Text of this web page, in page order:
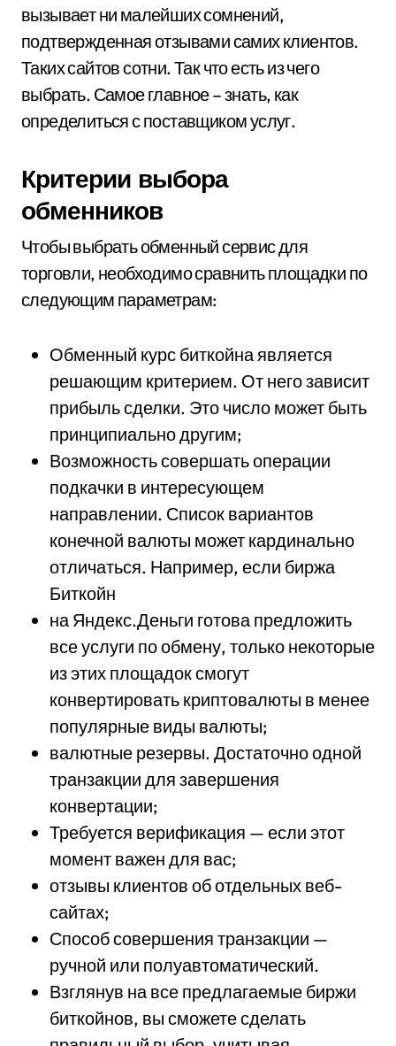
вызывает ни малейших сомнений,
подтвержденная отзывами самих клиентов.
Таких сайтов сотни. Так что есть из чего
выбрать. Самое главное – знать, как
определиться с поставщиком услуг.
Критерии выбора
обменников
Чтобы выбрать обменный сервис для
торговли, необходимо сравнить площадки по
следующим параметрам:
Обменный курс биткойна является
решающим критерием. От него зависит
прибыль сделки. Это число может быть
принципиально другим;
Возможность совершать операции
подкачки в интересующем
направлении. Список вариантов
конечной валюты может кардинально
отличаться. Например, если биржа
Биткойн
на Яндекс.Деньги готова предложить
все услуги по обмену, только некоторые
из этих площадок смогут
конвертировать криптовалюты в менее
популярные виды валюты;
валютные резервы. Достаточно одной
транзакции для завершения
конвертации;
Требуется верификация — если этот
момент важен для вас;
отзывы клиентов об отдельных веб-
сайтах;
Способ совершения транзакции —
ручной или полуавтоматический.
Взглянув на все предлагаемые биржи
биткойнов, вы сможете сделать